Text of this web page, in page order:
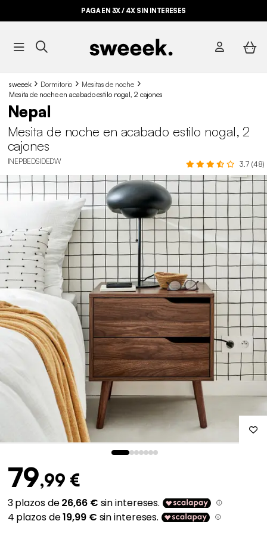
PAGA EN 3X / 4X SIN INTERESES
sweeek Dormitorio
Mesitas de noche
Mesita de noche en acabado estilo nogal, 2 cajones
Nepal
Mesita de noche en acabado estilo nogal, 2
cajones
INEPBEDSIDEDW 3.7 (48)
79,99 €